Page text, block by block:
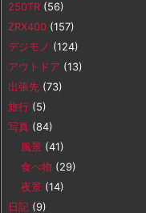
250TR (56)
ZRX400 (157)
デジモノ (124)
アウトドア (13)
出張先 (73)
旅行 (5)
写真 (84)
風景 (41)
食べ物 (29)
夜景 (14)
日記 (9)